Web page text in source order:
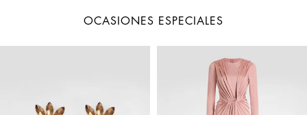
OCASIONES ESPECIALES